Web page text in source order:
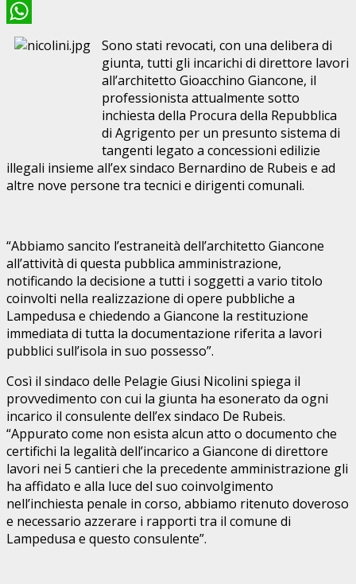
Facebook
WhatsApp
Sono stati revocati, con una delibera di
giunta, tutti gli incarichi di direttore lavori
all’architetto Gioacchino Giancone, il
professionista attualmente sotto
inchiesta della Procura della Repubblica
di Agrigento per un presunto sistema di
tangenti legato a concessioni edilizie
illegali insieme all’ex sindaco Bernardino de Rubeis e ad
altre nove persone tra tecnici e dirigenti comunali.
“Abbiamo sancito l’estraneità dell’architetto Giancone
all’attività di questa pubblica amministrazione,
notificando la decisione a tutti i soggetti a vario titolo
coinvolti nella realizzazione di opere pubbliche a
Lampedusa e chiedendo a Giancone la restituzione
immediata di tutta la documentazione riferita a lavori
pubblici sull’isola in suo possesso”.
Così il sindaco delle Pelagie Giusi Nicolini spiega il
provvedimento con cui la giunta ha esonerato da ogni
incarico il consulente dell’ex sindaco De Rubeis.
“Appurato come non esista alcun atto o documento che
certifichi la legalità dell’incarico a Giancone di direttore
lavori nei 5 cantieri che la precedente amministrazione gli
ha affidato e alla luce del suo coinvolgimento
nell’inchiesta penale in corso, abbiamo ritenuto doveroso
e necessario azzerare i rapporti tra il comune di
Lampedusa e questo consulente”.